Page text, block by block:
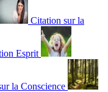
Citation sur la
Esprit
la Conscience